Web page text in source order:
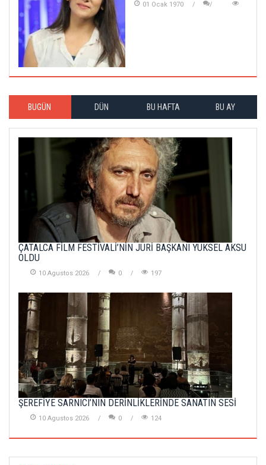
01 Ocak 1970
BUGÜN DÜN BU HAFTA BU AY
ÇATALCA FİLM FESTİVALİ’NİN JÜRİ BAŞKANI YÜKSEL AKSU
OLDU
10 Agustos 2026 0 197
ŞEREFİYE SARNICI’NIN DERİNLİKLERİNDE SANATIN SESİ
10 Agustos 2026 0 124